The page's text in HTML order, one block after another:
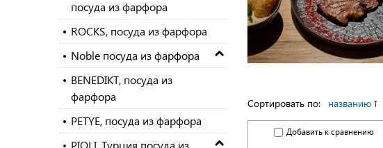
посуда из фарфора
ROCKS, посуда из фарфора
Noble посуда из фарфора
BENEDIKT, посуда из
фарфора
PETYE, посуда из фарфора
Сортировать по: названию
Добавить к сравнению